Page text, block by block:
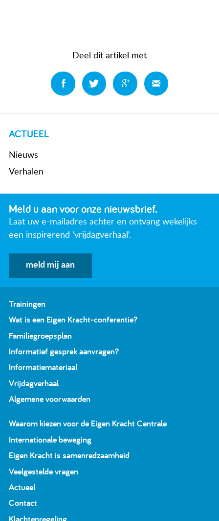
ACTUEEL
Nieuws
Verhalen
Deel dit artikel met
Deel Deel Deel
Meld u aan voor onze nieuwsbrief.
Laat uw e-mailadres achter en ontvang wekelijks
een inspirerend 'vrijdagverhaal'.
meld mij aan
Trainingen
Wat is een Eigen Kracht-conferentie?
Familiegroepsplan
Informatief gesprek aanvragen?
Informatiemateriaal
Vrijdagverhaal
Algemene voorwaarden
Waarom kiezen voor de Eigen Kracht Centrale
Internationale beweging
Eigen Kracht is samenredzaamheid
Veelgestelde vragen
Actueel
Contact
Klachtenregeling